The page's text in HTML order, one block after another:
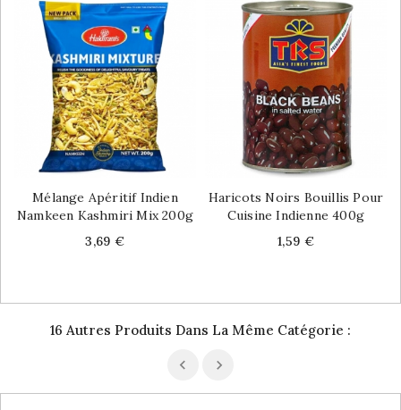
Mélange Apéritif Indien
Namkeen Kashmiri Mix 200g
Price
3,69 €
Haricots Noirs Bouillis Pour
Cuisine Indienne 400g
Price
1,59 €
16 Autres Produits Dans La Même Catégorie :